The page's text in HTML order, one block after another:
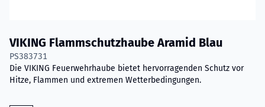
VIKING Flammschutzhaube Aramid Blau
PS383731
Die VIKING Feuerwehrhaube bietet hervorragenden Schutz vor
Hitze, Flammen und extremen Wetterbedingungen.